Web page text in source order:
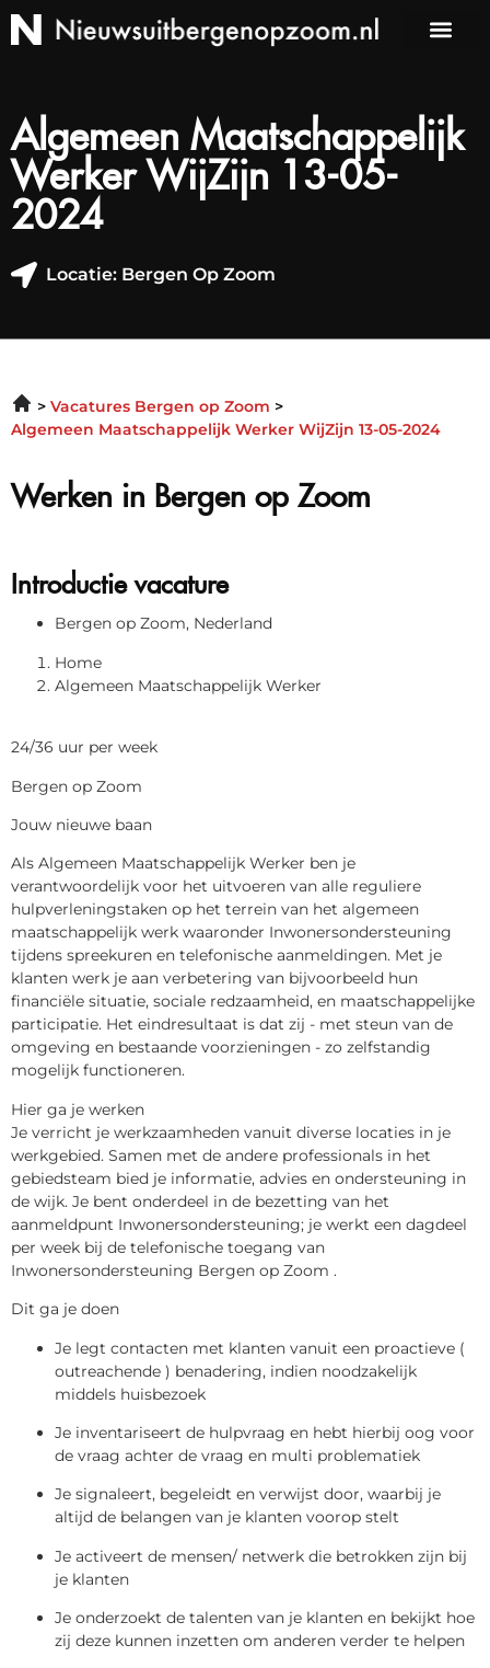
Algemeen Maatschappelijk
Werker WijZijn 13-05-
2024
Locatie: Bergen Op Zoom
Vacatures Bergen op Zoom
Algemeen Maatschappelijk Werker WijZijn 13-05-2024
Werken in Bergen op Zoom
Introductie vacature
Bergen op Zoom, Nederland
Home
Algemeen Maatschappelijk Werker
24/36 uur per week
Bergen op Zoom
Jouw nieuwe baan
Als Algemeen Maatschappelijk Werker ben je
verantwoordelijk voor het uitvoeren van alle reguliere
hulpverleningstaken op het terrein van het algemeen
maatschappelijk werk waaronder Inwonersondersteuning
tijdens spreekuren en telefonische aanmeldingen. Met je
klanten werk je aan verbetering van bijvoorbeeld hun
financiële situatie, sociale redzaamheid, en maatschappelijke
participatie. Het eindresultaat is dat zij - met steun van de
omgeving en bestaande voorzieningen - zo zelfstandig
mogelijk functioneren.
Hier ga je werken
Je verricht je werkzaamheden vanuit diverse locaties in je
werkgebied. Samen met de andere professionals in het
gebiedsteam bied je informatie, advies en ondersteuning in
de wijk. Je bent onderdeel in de bezetting van het
aanmeldpunt Inwonersondersteuning; je werkt een dagdeel
per week bij de telefonische toegang van
Inwonersondersteuning Bergen op Zoom .
Dit ga je doen
Je legt contacten met klanten vanuit een proactieve (
outreachende ) benadering, indien noodzakelijk
middels huisbezoek
Je inventariseert de hulpvraag en hebt hierbij oog voor
de vraag achter de vraag en multi problematiek
Je signaleert, begeleidt en verwijst door, waarbij je
altijd de belangen van je klanten voorop stelt
Je activeert de mensen/ netwerk die betrokken zijn bij
je klanten
Je onderzoekt de talenten van je klanten en bekijkt hoe
zij deze kunnen inzetten om anderen verder te helpen